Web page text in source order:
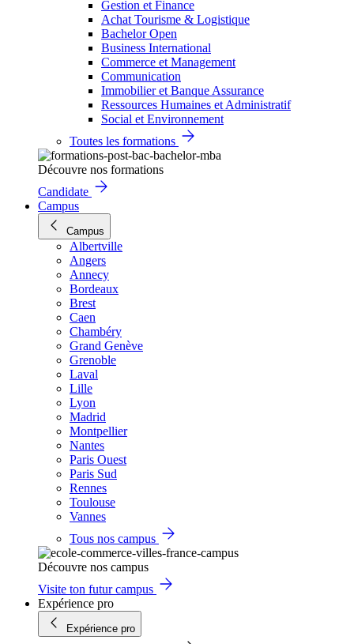
Gestion et Finance
Achat Tourisme & Logistique
Bachelor Open
Business International
Commerce et Management
Communication
Immobilier et Banque Assurance
Ressources Humaines et Administratif
Social et Environnement
Toutes les formations
Découvre nos formations
Candidate
Campus
Campus
Albertville
Angers
Annecy
Bordeaux
Brest
Caen
Chambéry
Grand Genève
Grenoble
Laval
Lille
Lyon
Madrid
Montpellier
Nantes
Paris Ouest
Paris Sud
Rennes
Toulouse
Vannes
Tous nos campus
Découvre nos campus
Visite ton futur campus
Expérience pro
Expérience pro